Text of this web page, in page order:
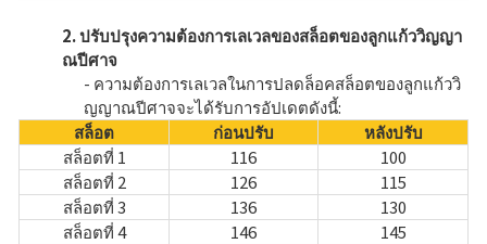
2. ปรับปรุงความต้องการเลเวลของสล็อตของลูกแก้ววิญญา
ณปีศาจ
- ความต้องการเลเวลในการปลดล็อคสล็อตของลูกแก้ววิ
ญญาณปีศาจจะได้รับการอัปเดตดังนี้:
สล็อต
ก่อนปรับ
หลังปรับ
สล็อตที่ 1
116
100
สล็อตที่ 2
126
115
สล็อตที่ 3
136
130
สล็อตที่ 4
146
145